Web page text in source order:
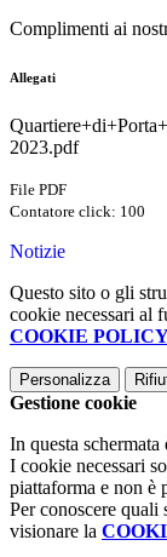
Complimenti ai
Allegati
2023.pdf
File PDF
Contatore click: 100
Notizie
Questo sito o gli
cookie necessari al
COOKIE
Personalizza
Gestione cookie
In questa
I cookie necessari
piattaforma e non è
Per conoscere quali
visionare la